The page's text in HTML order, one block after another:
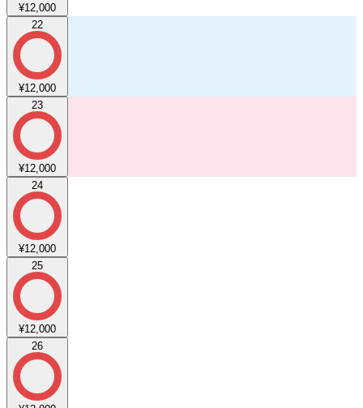
¥12,000
22
¥12,000
23
¥12,000
24
¥12,000
25
¥12,000
26